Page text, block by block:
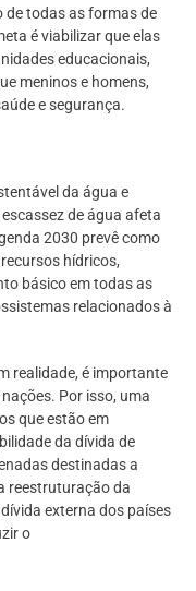
de todas as formas de
é viabilizar que elas
educacionais,
meninos e homens,
e segurança.
da água e
de água afeta
2030 prevê como
hídricos,
básico em todas as
relacionados à
realidade, é importante
Por isso, uma
que estão em
da dívida de
destinadas a
reestruturação da
externa dos países
o